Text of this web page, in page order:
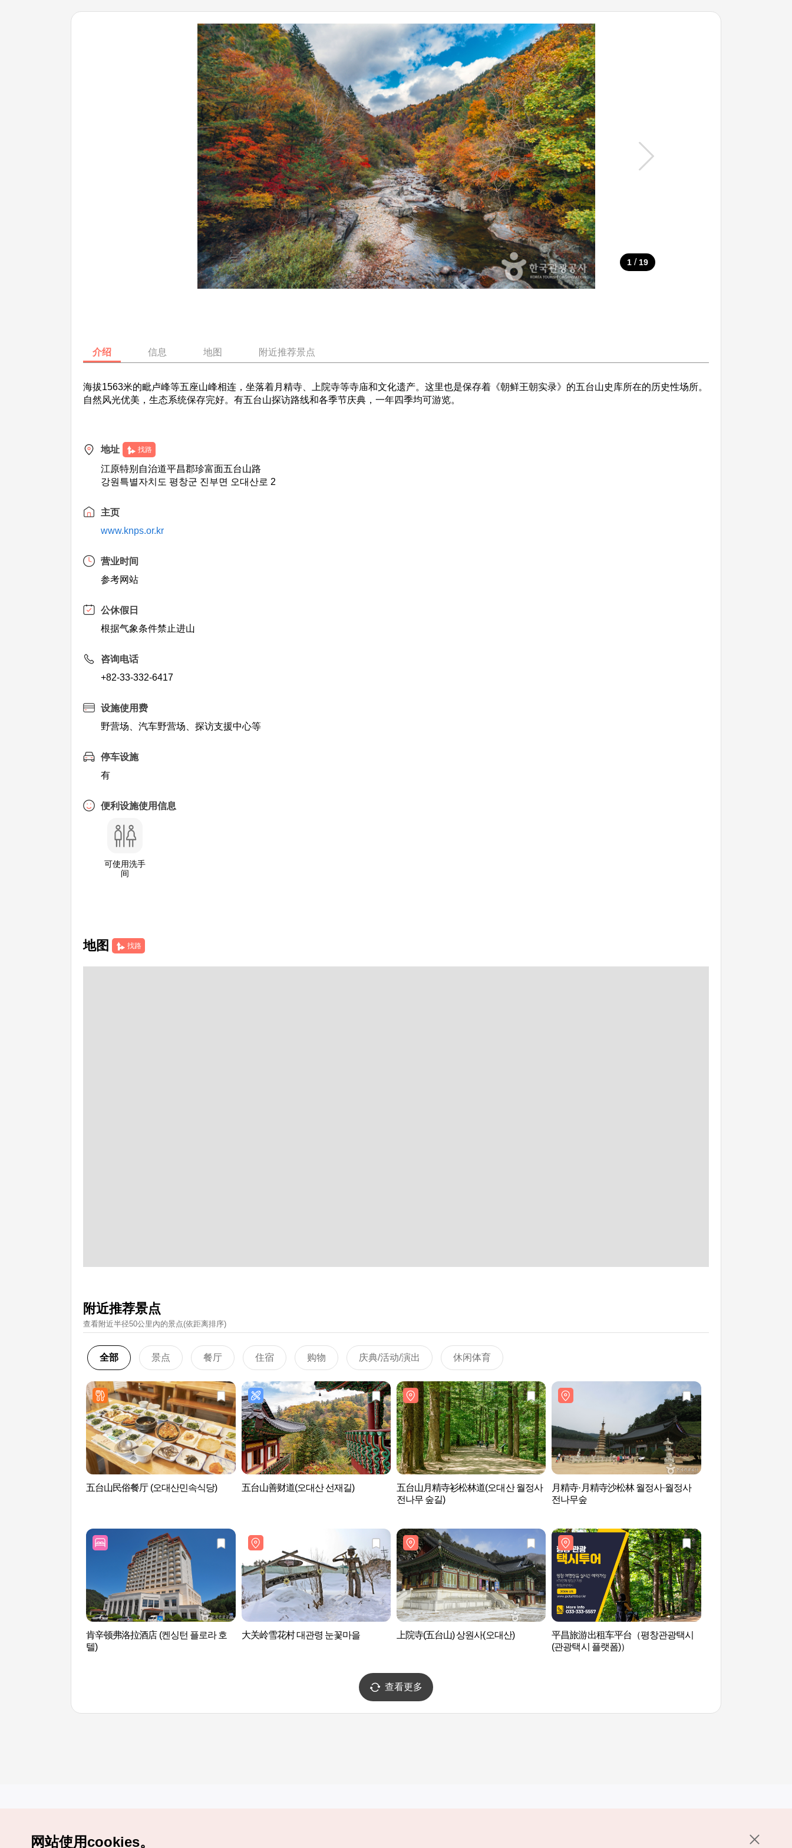
1 / 19
介绍 信息 地图 附近推荐景点
海拔1563米的毗卢峰等五座山峰相连，坐落着月精寺、上院寺等寺庙和文化遗产。这里也是保存着《朝鲜王朝实录》的五台山史库所在的历史性场所。
自然风光优美，生态系统保存完好。有五台山探访路线和各季节庆典，一年四季均可游览。
地址 找路
江原特别自治道平昌郡珍富面五台山路
강원특별자치도 평창군 진부면 오대산로 2
主页
www.knps.or.kr
营业时间
参考网站
公休假日
根据气象条件禁止进山
咨询电话
+82-33-332-6417
设施使用费
野营场、汽车野营场、探访支援中心等
停车设施
有
便利设施使用信息
可使用洗手
间
地图 找路
附近推荐景点
查看附近半径50公里內的景点(依距离排序)
全部 景点 餐厅 住宿 购物 庆典/活动/演出 休闲体育
五台山民俗餐厅 (오대산민속식당) 五台山善财道(오대산 선재길)
五台山月精寺衫松林道(오대산 월정사
전나무 숲길)
月精寺·月精寺沙松林 월정사·월정사
전나무숲
肯辛顿弗洛拉酒店 (켄싱턴 플로라 호
텔)
大关岭雪花村 대관령 눈꽃마을 上院寺(五台山) 상원사(오대산)
平昌旅游出租车平台（평창관광택시
(관광택시 플랫폼)）
查看更多
网站使用cookies。